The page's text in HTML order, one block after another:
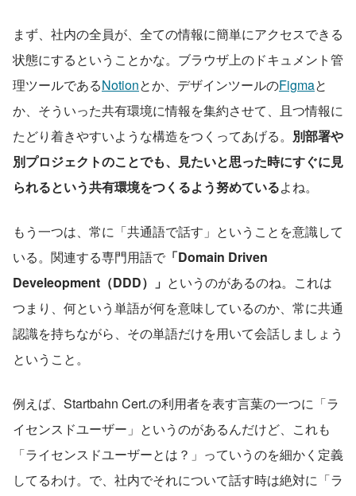
まず、社内の全員が、全ての情報に簡単にアクセスできる
状態にするということかな。ブラウザ上のドキュメント管
理ツールであるNotionとか、デザインツールのFigmaと
か、そういった共有環境に情報を集約させて、且つ情報に
たどり着きやすいような構造をつくってあげる。 別部署や
別プロジェクトのことでも、見たいと思った時にすぐに見
られるという共有環境をつくるよう努めているよね。
もう一つは、常に「共通語で話す」ということを意識して
いる。関連する専門用語で 「Domain Driven
Develeopment（DDD）」 というのがあるのね。これは
つまり、何という単語が何を意味しているのか、常に共通
認識を持ちながら、その単語だけを用いて会話しましょう
ということ。
例えば、Startbahn Cert.の利用者を表す言葉の一つに「ラ
イセンスドユーザー」というのがあるんだけど、これも
「ライセンスドユーザーとは？」っていうのを細かく定義
してるわけ。で、社内でそれについて話す時は絶対に「ラ